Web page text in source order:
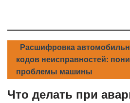
Расшифровка
кодов неисправностей:
проблемы машины
Что делать при